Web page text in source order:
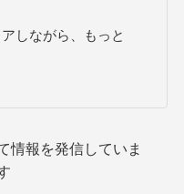
しながら、もっと
情報を発信していま